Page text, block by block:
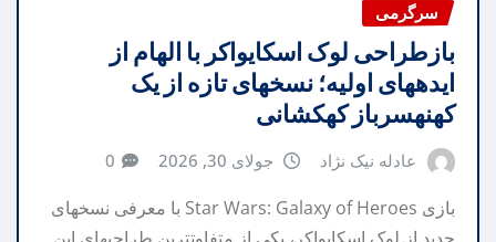
سرگرمی
بازطراحی لوک اسکایواکر با الهام از
ایدههای اولیه؛ نسخهای تازه از یک
کهنهسرباز کهکشانی
عادله نیک نژاد جولای 30, 2026 0
بازی Star Wars: Galaxy of Heroes با معرفی نسخهای